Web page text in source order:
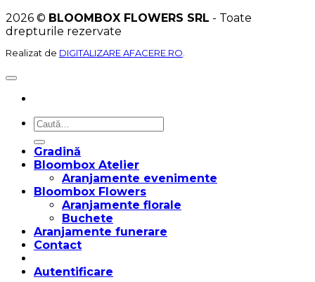
2026 © BLOOMBOX FLOWERS SRL - Toate
drepturile rezervate
Realizat de DIGITALIZARE AFACERE.RO
Caută
după:
Gradină
Bloombox Atelier
Aranjamente evenimente
Bloombox Flowers
Aranjamente florale
Buchete
Aranjamente funerare
Contact
Autentificare